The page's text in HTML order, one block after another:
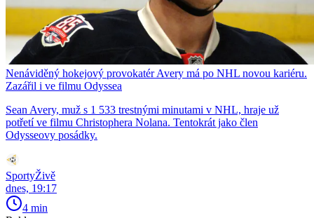
Nenáviděný hokejový provokatér Avery má po NHL novou kariéru.
Zazářil i ve filmu Odyssea
Sean Avery, muž s 1 533 trestnými minutami v NHL, hraje už
potřetí ve filmu Christophera Nolana. Tentokrát jako člen
Odysseovy posádky.
SportyŽivě
dnes, 19:17
4 min